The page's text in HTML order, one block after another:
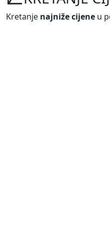
Kretanje najniže cijene u